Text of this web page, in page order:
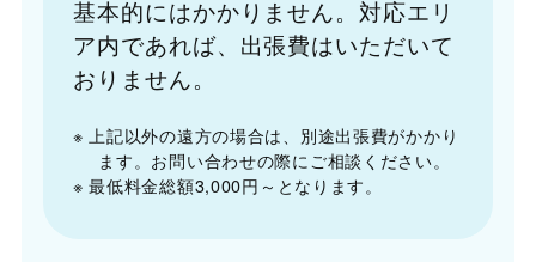
基本的にはかかりません。対応エリ
ア内であれば、出張費はいただいて
おりません。
※ 上記以外の遠方の場合は、別途出張費がかかり
ます。お問い合わせの際にご相談ください。
※ 最低料金総額3,000円～となります。